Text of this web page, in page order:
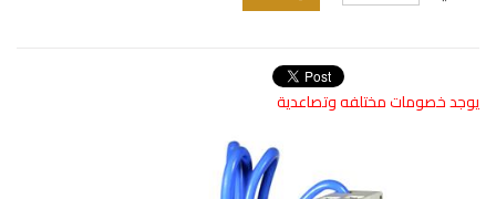
يوجد خصومات مختلفه وتصاعدية